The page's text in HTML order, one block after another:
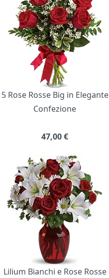
5 Rose Rosse Big in Elegante
Confezione
47,00€
Lilium Bianchi e Rose Rosse